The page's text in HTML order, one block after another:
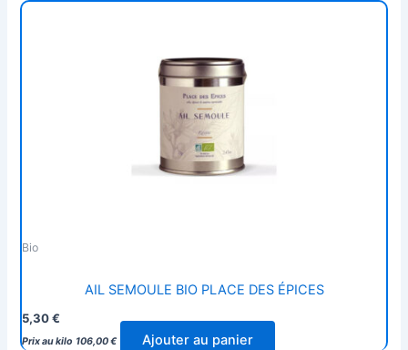
Bio
AIL SEMOULE BIO PLACE DES ÉPICES
5,30€
Prix au kilo 106,00€ Ajouter au panier